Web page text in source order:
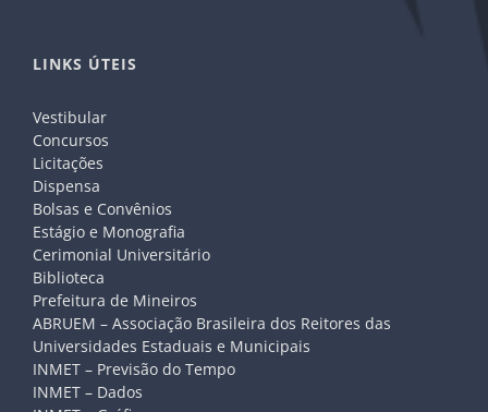
LINKS ÚTEIS
Vestibular
Concursos
Licitações
Dispensa
Bolsas e Convênios
Estágio e Monografia
Cerimonial Universitário
Biblioteca
Prefeitura de Mineiros
ABRUEM – Associação Brasileira dos Reitores das
Universidades Estaduais e Municipais
INMET – Previsão do Tempo
INMET – Dados